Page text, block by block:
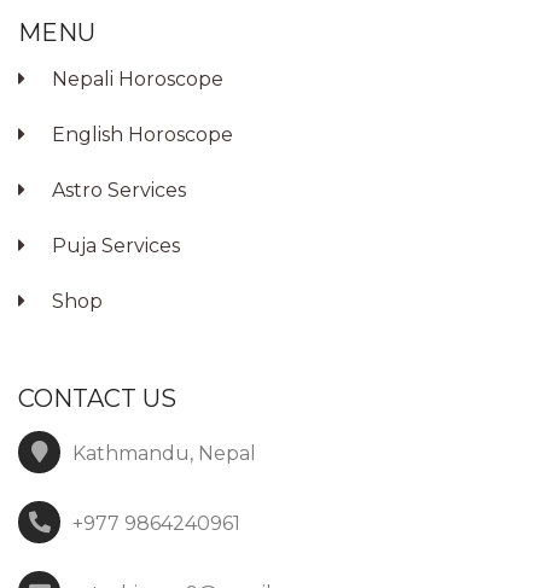
MENU
Nepali Horoscope
English Horoscope
Astro Services
Puja Services
Shop
CONTACT US
Kathmandu, Nepal
+977 9864240961